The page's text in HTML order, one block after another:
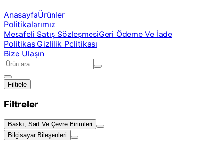
AnasayfaÜrünler
Politikalarımız
Mesafeli Satış SözleşmesiGeri Ödeme Ve İade
PolitikasıGizlilik Politikası
Bize Ulaşın
Filtrele
Filtreler
Baskı, Sarf Ve Çevre Birimleri
Bilgisayar Bileşenleri